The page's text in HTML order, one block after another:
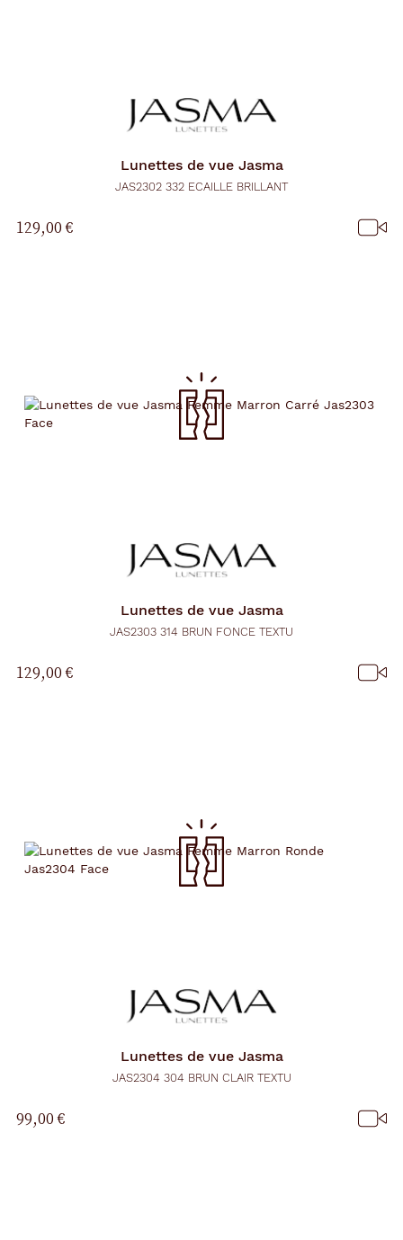
Lunettes de vue Jasma
JAS2302 332 ECAILLE BRILLANT
129,00 €
Lunettes de vue Jasma
JAS2303 314 BRUN FONCE TEXTU
129,00 €
Lunettes de vue Jasma
JAS2304 304 BRUN CLAIR TEXTU
99,00 €